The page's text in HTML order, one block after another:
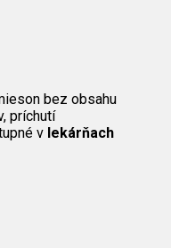
bez obsahu
príchutí
v lekárňach